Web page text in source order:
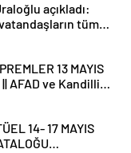
açıkladı:
tüm
13 MAYIS
|| AFAD ve Kandilli
depremler
Antalya ve
sallandı! Az
mi oldu?
14- 17 MAYIS